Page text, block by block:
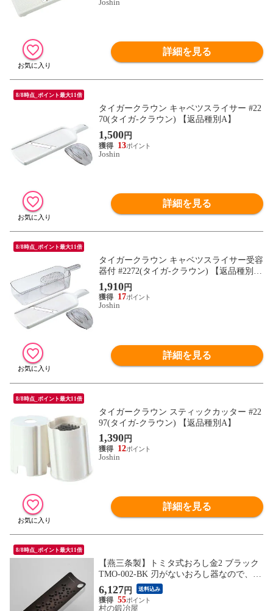
Joshin
詳細を見る
8/8時点_ポイント最大11倍
タイガークラウン キャベツスライサー #22
70(タイガ-クラウン) 【返品種別A】
1,500円
13
Joshin
詳細を見る
8/8時点_ポイント最大11倍
タイガークラウン キャベツスライサー受容
器付 #2272(タイガ-クラウン) 【返品種別
A】
1,910円
17
Joshin
詳細を見る
8/8時点_ポイント最大11倍
タイガークラウン スティックカッター #22
97(タイガ-クラウン) 【返品種別A】
1,390円
12
Joshin
詳細を見る
8/8時点_ポイント最大11倍
【燕三条製】トミタ式おろし金2 ブラック
TMO-002-BK 刃がないおろし器なので、指
で触れても痛くなく、スポンジで簡単に洗
える！
6,127 円 送料込み
55
村の鍛冶屋